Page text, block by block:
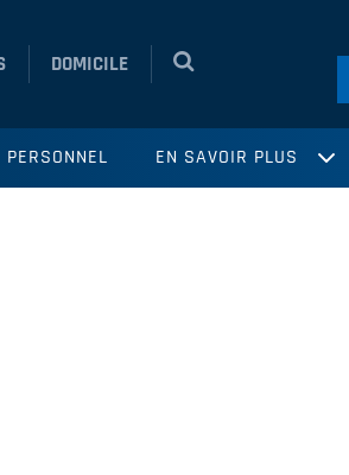
DOMICILE
PERSONNEL EN SAVOIR PLUS